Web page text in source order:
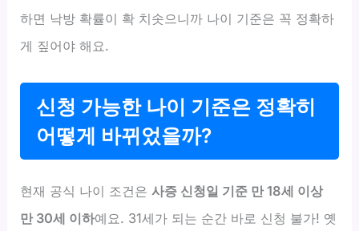
하면 낙방 확률이 확 치솟으니까 나이 기준은 꼭 정확하
게 짚어야 해요.
신청 가능한 나이 기준은 정확히
어떻게 바뀌었을까?
현재 공식 나이 조건은사증 신청일 기준 만 18세 이상
만 30세 이하예요. 31세가 되는 순간 바로 신청 불가! 옛